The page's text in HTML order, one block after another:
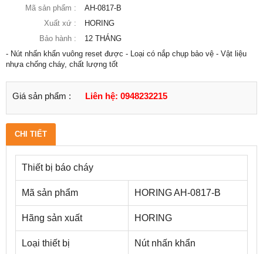
Mã sản phẩm :
AH-0817-B
Xuất xứ :
HORING
Bảo hành :
12 THÁNG
- Nút nhấn khẩn vuông reset được - Loại có nắp chụp bảo vệ - Vật liệu
nhựa chống cháy, chất lượng tốt
Giá sản phẩm : Liên hệ: 0948232215
CHI TIẾT
Thiết bị báo cháy
Mã sản phẩm HORING AH-0817-B
Hãng sản xuất HORING
Loại thiết bị Nút nhấn khẩn